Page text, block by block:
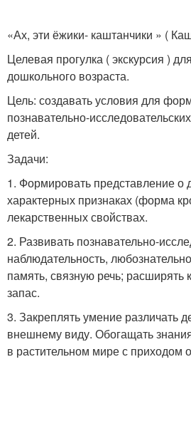
«Ах, эти ёжики- каштанчики » (
Целевая прогулка ( экскурсия )
дошкольного возраста.
Цель: создавать условия для
познавательно-
детей.
Задачи:
1. Формировать представление о
характерных признаках (форма
лекарственных свойствах.
2. Развивать познавательно-
наблюдательность,
память, связную речь; расширять
запас.
3. Закреплять умение различать
внешнему виду. Обогащать
в растительном мире с приходом